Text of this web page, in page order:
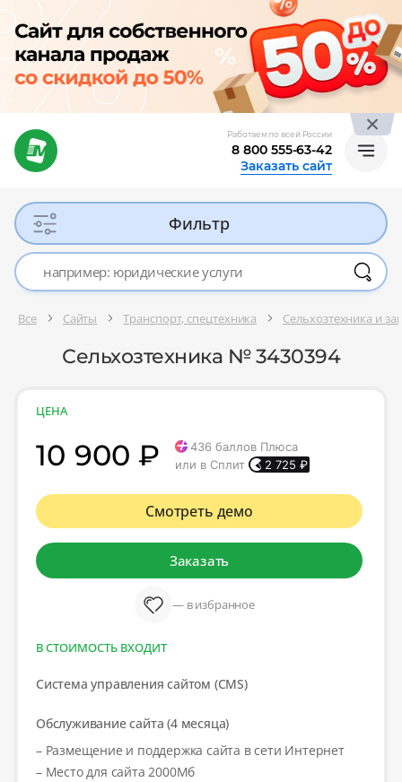
Работаем по всей России
8 800 555-63-42
Заказать сайт
Фильтр
Все Сайты Транспорт, спецтехника Сельхозтехника и
Сельхозтехника № 3430394
ЦЕНА
10 900 ₽ 436баллов Плюса
или в Сплит
2 725 ₽
Смотреть демо
Заказать
— в избранное
В СТОИМОСТЬ ВХОДИТ
Система управления сайтом (CMS)
Обслуживание сайта (4 месяца)
– Размещение и поддержка сайта в сети Интернет
– Место для сайта 2000Мб